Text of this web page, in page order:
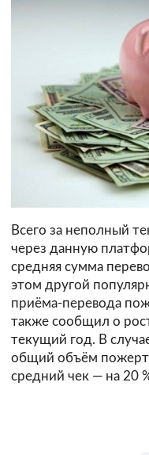
Всего за неполный
через данную
средняя сумма
этом другой
приёма-перевода
также сообщил о
текущий год. В
общий объём
средний чек — на 20